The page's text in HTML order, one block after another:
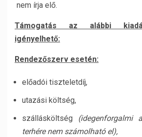
nem írja elő.
Támogatás az alábbi
igényelhető:
Rendezőszerv esetén:
előadói tiszteletdíj,
utazási költség,
szállásköltség (idegenforgalmi
terhére nem számolható el),